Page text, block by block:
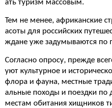
ать туризм массовым.
Тем не менее, африканские
асоты для российских
ждане уже задумываются по
Согласно опросу, прежде
уют культурное и
флора и фауна, местные
альные походы и поездки по
местам обитания хищников